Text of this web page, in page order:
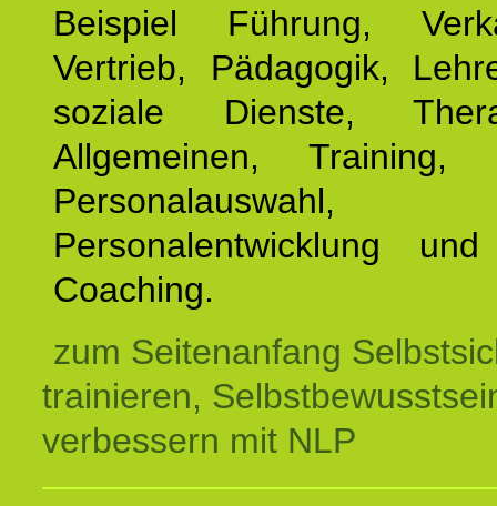
Beispiel Führung,
Vertrieb, Pädagogik,
soziale Dienste,
Allgemeinen, Training,
Personalauswahl,
Personalentwicklung
Coaching.
zum Seitenanfang
trainieren,
verbessern mit NLP